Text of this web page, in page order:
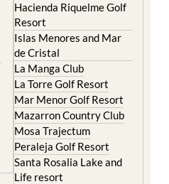
Hacienda Riquelme Golf
Resort
Islas Menores and Mar
de Cristal
La Manga Club
La Torre Golf Resort
Mar Menor Golf Resort
Mazarron Country Club
Mosa Trajectum
Peraleja Golf Resort
Santa Rosalia Lake and
Life resort